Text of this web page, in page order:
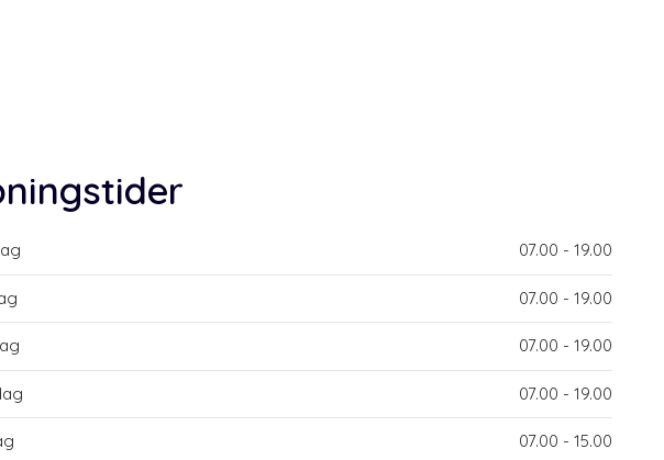
​07.00 - 19.00​
​07.00 - 19.00​
​07.00 - 19.00​
​07.00 - 19.00​
​07.00 - 15.00​